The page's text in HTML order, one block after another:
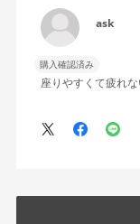
ask
購入確認済み
座りやすくて疲れ